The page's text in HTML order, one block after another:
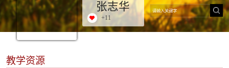
张志华
+11
教学资源